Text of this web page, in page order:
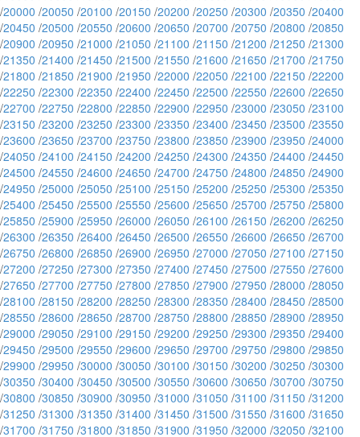
/20000 /20050 /20100 /20150 /20200 /20250 /20300 /20350 /20400
/20450 /20500 /20550 /20600 /20650 /20700 /20750 /20800 /20850
/20900 /20950 /21000 /21050 /21100 /21150 /21200 /21250 /21300
/21350 /21400 /21450 /21500 /21550 /21600 /21650 /21700 /21750
/21800 /21850 /21900 /21950 /22000 /22050 /22100 /22150 /22200
/22250 /22300 /22350 /22400 /22450 /22500 /22550 /22600 /22650
/22700 /22750 /22800 /22850 /22900 /22950 /23000 /23050 /23100
/23150 /23200 /23250 /23300 /23350 /23400 /23450 /23500 /23550
/23600 /23650 /23700 /23750 /23800 /23850 /23900 /23950 /24000
/24050 /24100 /24150 /24200 /24250 /24300 /24350 /24400 /24450
/24500 /24550 /24600 /24650 /24700 /24750 /24800 /24850 /24900
/24950 /25000 /25050 /25100 /25150 /25200 /25250 /25300 /25350
/25400 /25450 /25500 /25550 /25600 /25650 /25700 /25750 /25800
/25850 /25900 /25950 /26000 /26050 /26100 /26150 /26200 /26250
/26300 /26350 /26400 /26450 /26500 /26550 /26600 /26650 /26700
/26750 /26800 /26850 /26900 /26950 /27000 /27050 /27100 /27150
/27200 /27250 /27300 /27350 /27400 /27450 /27500 /27550 /27600
/27650 /27700 /27750 /27800 /27850 /27900 /27950 /28000 /28050
/28100 /28150 /28200 /28250 /28300 /28350 /28400 /28450 /28500
/28550 /28600 /28650 /28700 /28750 /28800 /28850 /28900 /28950
/29000 /29050 /29100 /29150 /29200 /29250 /29300 /29350 /29400
/29450 /29500 /29550 /29600 /29650 /29700 /29750 /29800 /29850
/29900 /29950 /30000 /30050 /30100 /30150 /30200 /30250 /30300
/30350 /30400 /30450 /30500 /30550 /30600 /30650 /30700 /30750
/30800 /30850 /30900 /30950 /31000 /31050 /31100 /31150 /31200
/31250 /31300 /31350 /31400 /31450 /31500 /31550 /31600 /31650
/31700 /31750 /31800 /31850 /31900 /31950 /32000 /32050 /32100